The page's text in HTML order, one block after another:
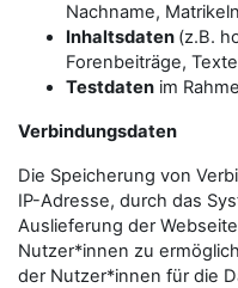
Nachname,
Inhaltsdaten (z.B.
Forenbeiträge,
Testdaten im
Verbindungsdaten
Die Speicherung von
IP-Adresse, durch das
Auslieferung der
Nutzer*innen zu
der Nutzer*innen für die